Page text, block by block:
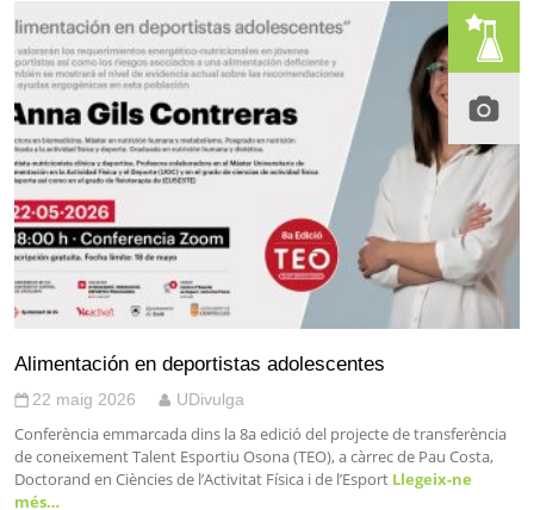
Alimentación en deportistas adolescentes
22 maig 2026 UDivulga
Conferència emmarcada dins la 8a edició del projecte de transferència
de coneixement Talent Esportiu Osona (TEO), a càrrec de Pau Costa,
Doctorand en Ciències de l’Activitat Física i de l’Esport Llegeix-ne
més…